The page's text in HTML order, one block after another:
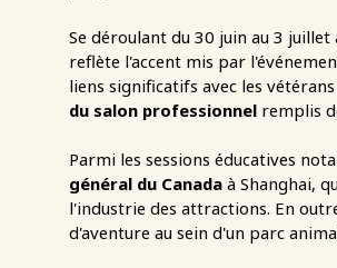
Se déroulant du 30 juin au 3
reflète l'accent mis par
liens significatifs avec les
du salon professionnel remplis
Parmi les sessions éducatives
général du Canada à Shanghai,
l'industrie des attractions. En
d'aventure au sein d'un parc